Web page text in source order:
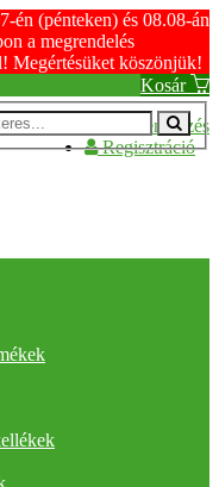
én (pénteken) és 08.08-án
a megrendelés
Megértésüket köszönjük!
Kosár
Bejelentkezés
Regisztráció